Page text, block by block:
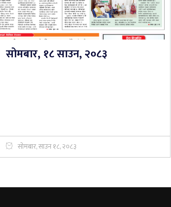
सोमबार, १८ साउन, २०८३
सोमबार, साउन १८, २०८३